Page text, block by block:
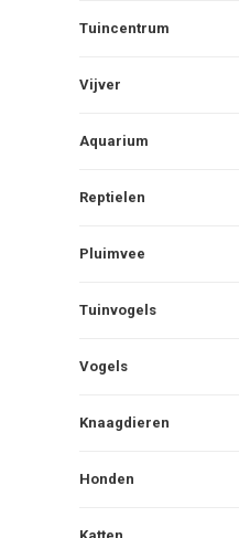
Tuincentrum
Vijver
Aquarium
Reptielen
Pluimvee
Tuinvogels
Vogels
Knaagdieren
Honden